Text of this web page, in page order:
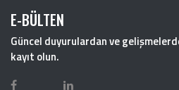
E-BÜLTEN
Güncel duyurulardan ve
kayıt olun.